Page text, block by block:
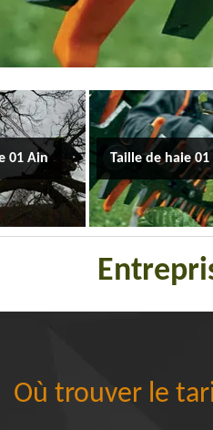
01 Ain Taille de haie 01
Où trouver le